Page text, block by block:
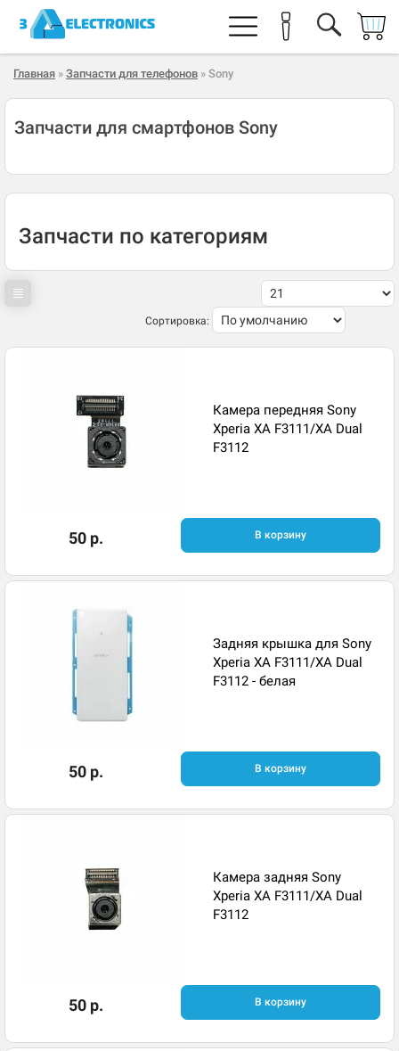
Главная » Запчасти для телефонов » Sony
Запчасти для смартфонов Sony
Запчасти по категориям
Сортировка:
Камера передняя Sony
Xperia XA F3111/XA Dual
F3112
50 р. В корзину
Задняя крышка для Sony
Xperia XA F3111/XA Dual
F3112 - белая
50 р. В корзину
Камера задняя Sony
Xperia XA F3111/XA Dual
F3112
50 р. В корзину